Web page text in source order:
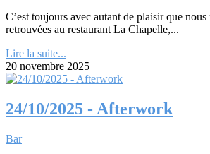
C’est toujours avec autant de plaisir que nous
retrouvées au restaurant La Chapelle,...
Lire la suite...
20 novembre 2025
24/10/2025 - Afterwork
Bar